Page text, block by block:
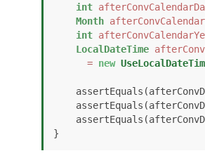
int
Month
int
LocalDateTime
= new
}